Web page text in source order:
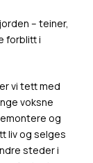
– teiner,
forblitt i
vi tett med
voksne
og
liv og selges
steder i